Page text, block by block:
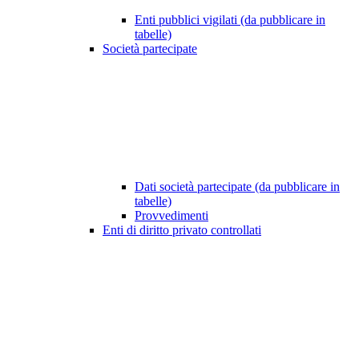
Enti pubblici vigilati (da pubblicare in
tabelle)
Società partecipate
Dati società partecipate (da pubblicare in
tabelle)
Provvedimenti
Enti di diritto privato controllati